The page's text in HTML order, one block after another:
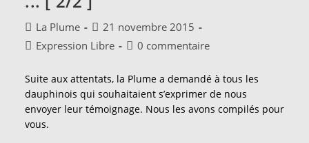
Auteur/autrice
de
La Plume
Publication
publiée :
21 novembre 2015
PostExpression Libre
Commentaires
la
publication :
0 commentaire
Suite aux attentats, la Plume a demandé à tous les
dauphinois qui souhaitaient s’exprimer de nous
envoyer leur témoignage. Nous les avons compilés pour
vous.